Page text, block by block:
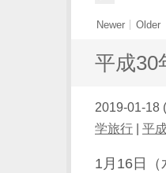
Newer Older
平成30
2019-01-18
学旅行
平
1月16日